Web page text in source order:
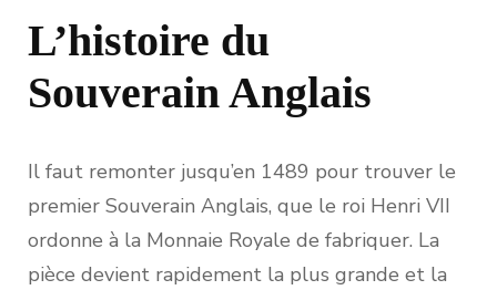
L’histoire du
Souverain Anglais
Il faut remonter jusqu’en 1489 pour trouver le
premier Souverain Anglais, que le roi Henri VII
ordonne à la Monnaie Royale de fabriquer. La
pièce devient rapidement la plus grande et la